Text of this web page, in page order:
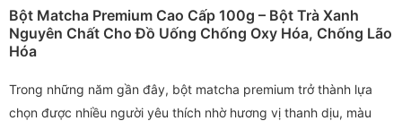
Bột Matcha Premium Cao Cấp 100g – Bột Trà Xanh
Nguyên Chất Cho Đồ Uống Chống Oxy Hóa, Chống Lão
Hóa
Trong những năm gần đây, bột matcha premium trở thành lựa
chọn được nhiều người yêu thích nhờ hương vị thanh dịu, màu